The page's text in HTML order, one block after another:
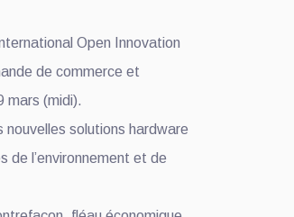
Open Innovation
de commerce et
mars (midi).
solutions hardware
de l’environnement et de